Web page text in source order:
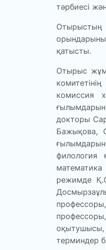
тәрбиесі
Отырыстың
қатысты.
Отырыс
комиссия
докторы
Бажықова,
филология
режимде
терминдер